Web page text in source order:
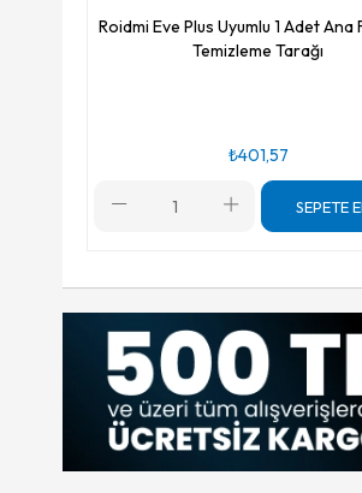
Roidmi Eve Plus Uyumlu 1 Adet Ana
Temizleme Tarağı
₺401,57
SEPETE